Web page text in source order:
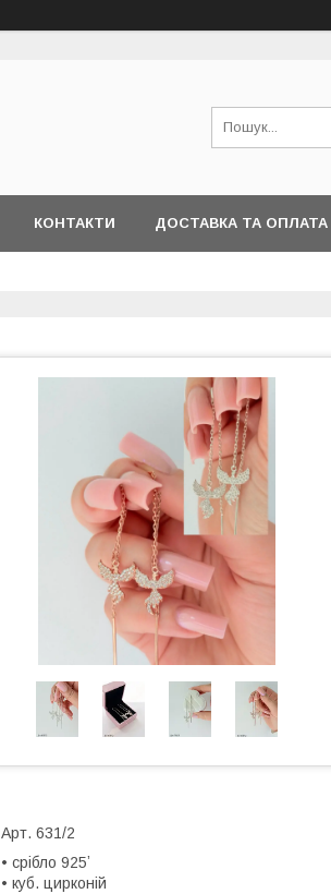
КОНТАКТИ ДОСТАВКА ТА ОПЛАТА
Арт. 631/2
• срібло 925ʼ
• куб. цирконій